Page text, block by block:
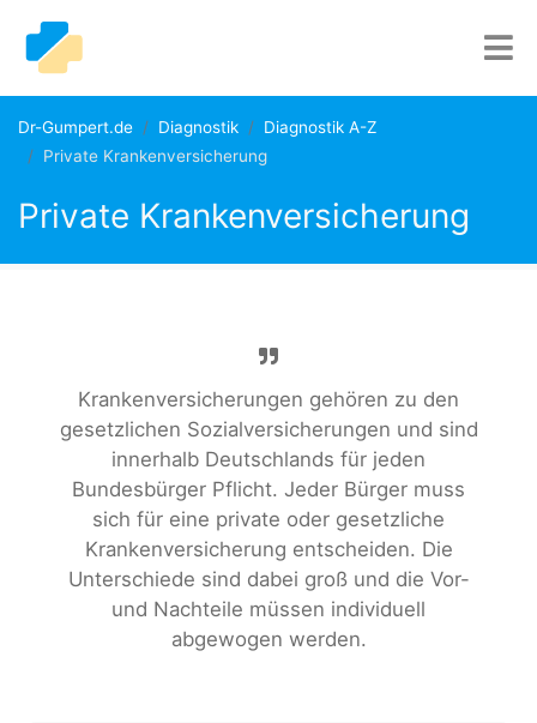
Dr-Gumpert.de Diagnostik
Diagnostik A-Z
Private Krankenversicherung
Private Krankenversicherung
Krankenversicherungen gehören zu den
gesetzlichen Sozialversicherungen und sind
innerhalb Deutschlands für jeden
Bundesbürger Pflicht. Jeder Bürger muss
sich für eine private oder gesetzliche
Krankenversicherung entscheiden. Die
Unterschiede sind dabei groß und die Vor-
und Nachteile müssen individuell
abgewogen werden.